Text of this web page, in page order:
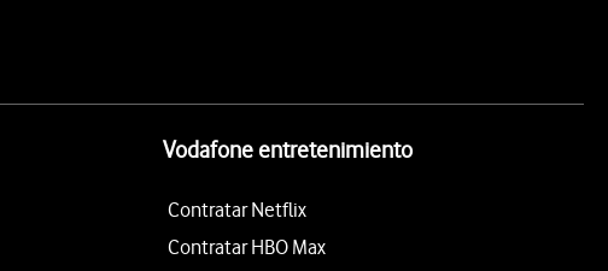
Vodafone entretenimiento
Contratar Netflix
Contratar HBO Max